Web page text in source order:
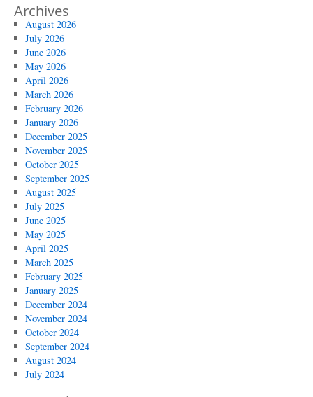
Archives
August 2026
July 2026
June 2026
May 2026
April 2026
March 2026
February 2026
January 2026
December 2025
November 2025
October 2025
September 2025
August 2025
July 2025
June 2025
May 2025
April 2025
March 2025
February 2025
January 2025
December 2024
November 2024
October 2024
September 2024
August 2024
July 2024